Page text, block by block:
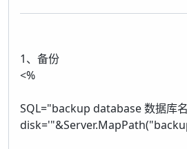
1、备份
<%
SQL="backup database 数据库